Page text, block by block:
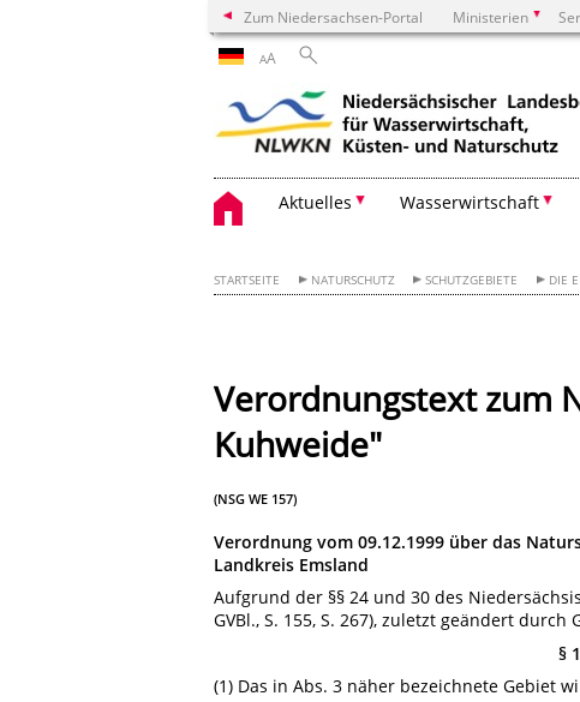
Zum Niedersachsen-Portal Ministerien
AA
Aktuelles Wasserwirtschaft
STARTSEITE NATURSCHUTZ SCHUTZGEBIETE DIE
Verordnungstext zum
Kuhweide"
(NSG WE 157)
Verordnung vom 09.12.1999 über das
Landkreis Emsland
Aufgrund der §§ 24 und 30 des
GVBl., S. 155, S. 267), zuletzt geändert durch
§
(1) Das in Abs. 3 näher bezeichnete Gebiet